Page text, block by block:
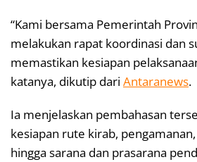
“Kami bersama Pemerintah
melakukan rapat koordinasi dan
memastikan kesiapan
katanya, dikutip dari Antaranews.
Ia menjelaskan pembahasan
kesiapan rute kirab,
hingga sarana dan prasarana